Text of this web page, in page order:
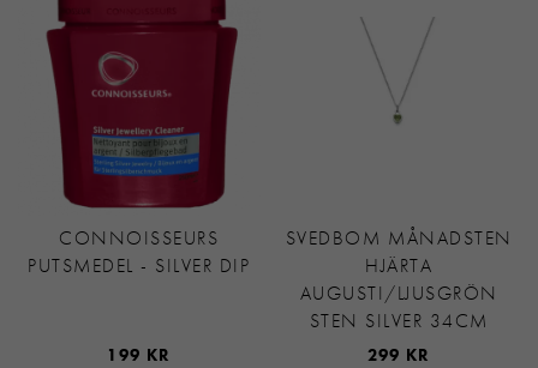
CONNOISSEURS
PUTSMEDEL - SILVER DIP
199 KR
SVEDBOM MÅNADSTEN
HJÄRTA
AUGUSTI/LJUSGRÖN
STEN SILVER 34CM
299 KR